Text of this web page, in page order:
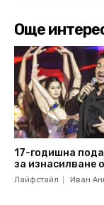
Още
17-годишна
за изнасилване
Лайфстайл Иван